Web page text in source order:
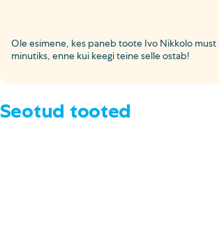
Ole esimene, kes paneb toote Ivo Nikkolo must
minutiks, enne kui keegi teine selle ostab!
Seotud tooted